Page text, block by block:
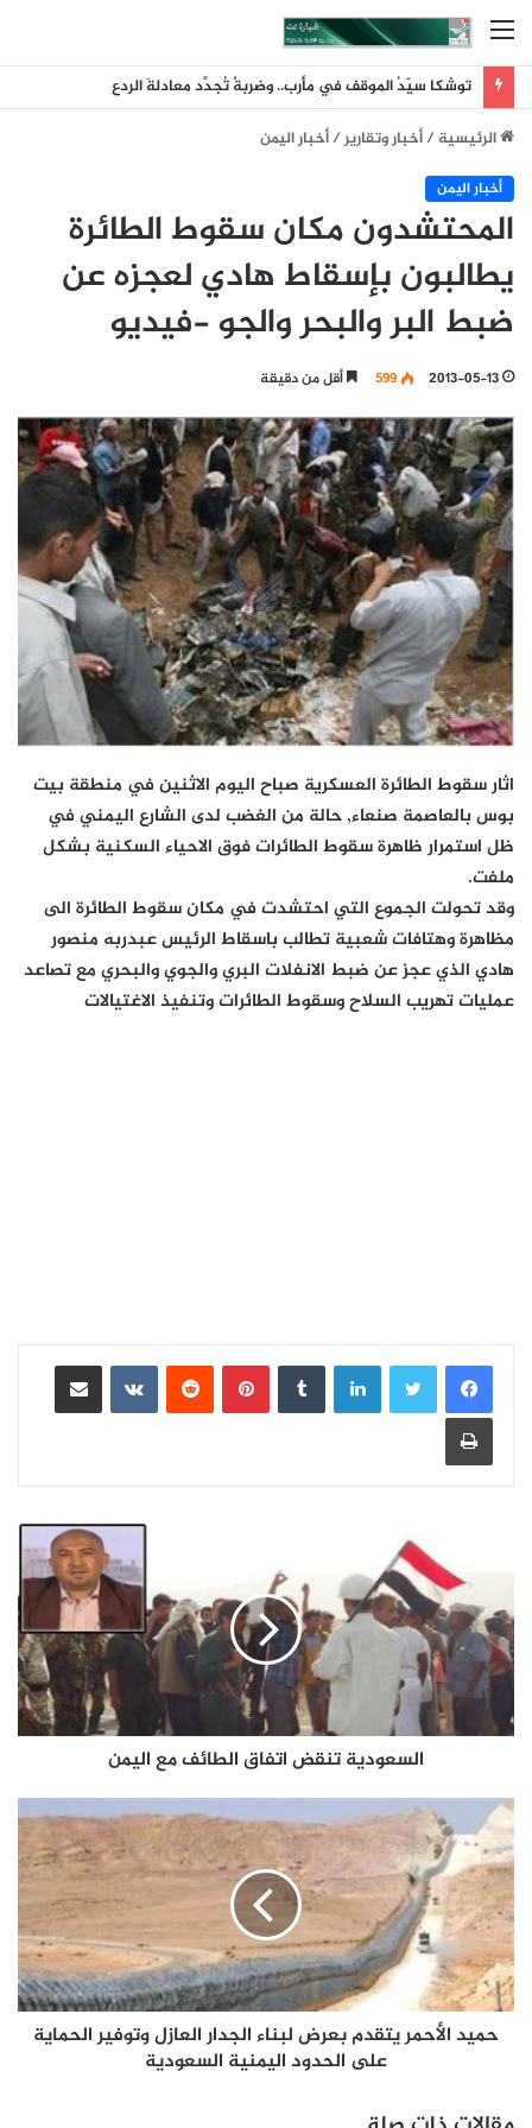
القائمة
توشكا سيّدُ الموقف في مأرب.. وضربةٌ تُجدِّد معادلةَ الردع
الرئيسية/أخبار وتقارير/أخبار اليمن
أخبار اليمن
المحتشدون مكان سقوط الطائرة
يطالبون بإسقاط هادي لعجزه عن
ضبط البر والبحر والجو -فيديو
2013-05-13
599 أقل من دقيقة
اثار سقوط الطائرة العسكرية صباح اليوم الاثنين في منطقة بيت
بوس بالعاصمة صنعاء, حالة من الغضب لدى الشارع اليمني في
ظل استمرار ظاهرة سقوط الطائرات فوق الاحياء السكنية بشكل
ملفت.
وقد تحولت الجموع التي احتشدت في مكان سقوط الطائرة الى
مظاهرة وهتافات شعبية تطالب باسقاط الرئيس عبدربه منصور
هادي الذي عجز عن ضبط الانفلات البري والجوي والبحري مع تصاعد
عمليات تهريب السلاح وسقوط الطائرات وتنفيذ الاغتيالات
لينكدإن بينتيريست
مشاركة عبر البريد
طباعة
السعودية تنقض اتفاق الطائف مع اليمن
حميد الأحمر يتقدم بعرض لبناء الجدار العازل وتوفير الحماية
على الحدود اليمنية السعودية